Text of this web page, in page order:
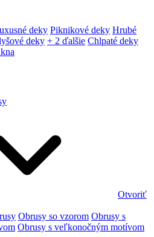
deky Piknikové deky Hrubé
deky + 2 ďalšie Chlpaté deky
Otvoriť
Obrusy so vzorom Obrusy s
Obrusy s veľkonočným motívom